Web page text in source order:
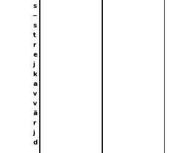
s
–
s
t
r
e
j
k
a
v
v
ä
r
j
d